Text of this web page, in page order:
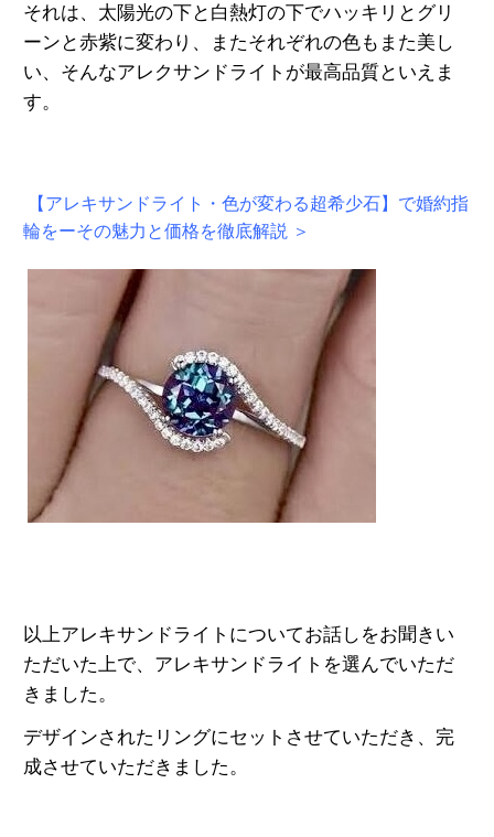
それは、太陽光の下と白熱灯の下でハッキリとグリ
ーンと赤紫に変わり、またそれぞれの色もまた美し
い、そんなアレクサンドライトが最高品質といえま
す。
【アレキサンドライト・色が変わる超希少石】で婚約指
輪をーその魅力と価格を徹底解説 ＞
以上アレキサンドライトについてお話しをお聞きい
ただいた上で、アレキサンドライトを選んでいただ
きました。
デザインされたリングにセットさせていただき、完
成させていただきました。